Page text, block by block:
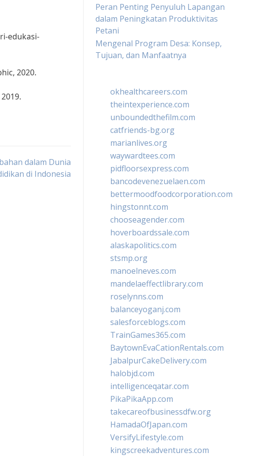
edukasi-
2020.
dalam Dunia
di Indonesia
Peran Penting Penyuluh Lapangan
dalam Peningkatan Produktivitas
Petani
Mengenal Program Desa: Konsep,
Tujuan, dan Manfaatnya
okhealthcareers.com
theintexperience.com
unboundedthefilm.com
catfriends-bg.org
marianlives.org
waywardtees.com
pidfloorsexpress.com
bancodevenezuelaen.com
bettermoodfoodcorporation.com
hingstonnt.com
chooseagender.com
hoverboardssale.com
alaskapolitics.com
stsmp.org
manoelneves.com
mandelaeffectlibrary.com
roselynns.com
balanceyoganj.com
salesforceblogs.com
TrainGames365.com
BaytownEvaCationRentals.com
JabalpurCakeDelivery.com
halobjd.com
intelligenceqatar.com
PikaPikaApp.com
takecareofbusinessdfw.org
HamadaOfJapan.com
VersifyLifestyle.com
kingscreekadventures.com